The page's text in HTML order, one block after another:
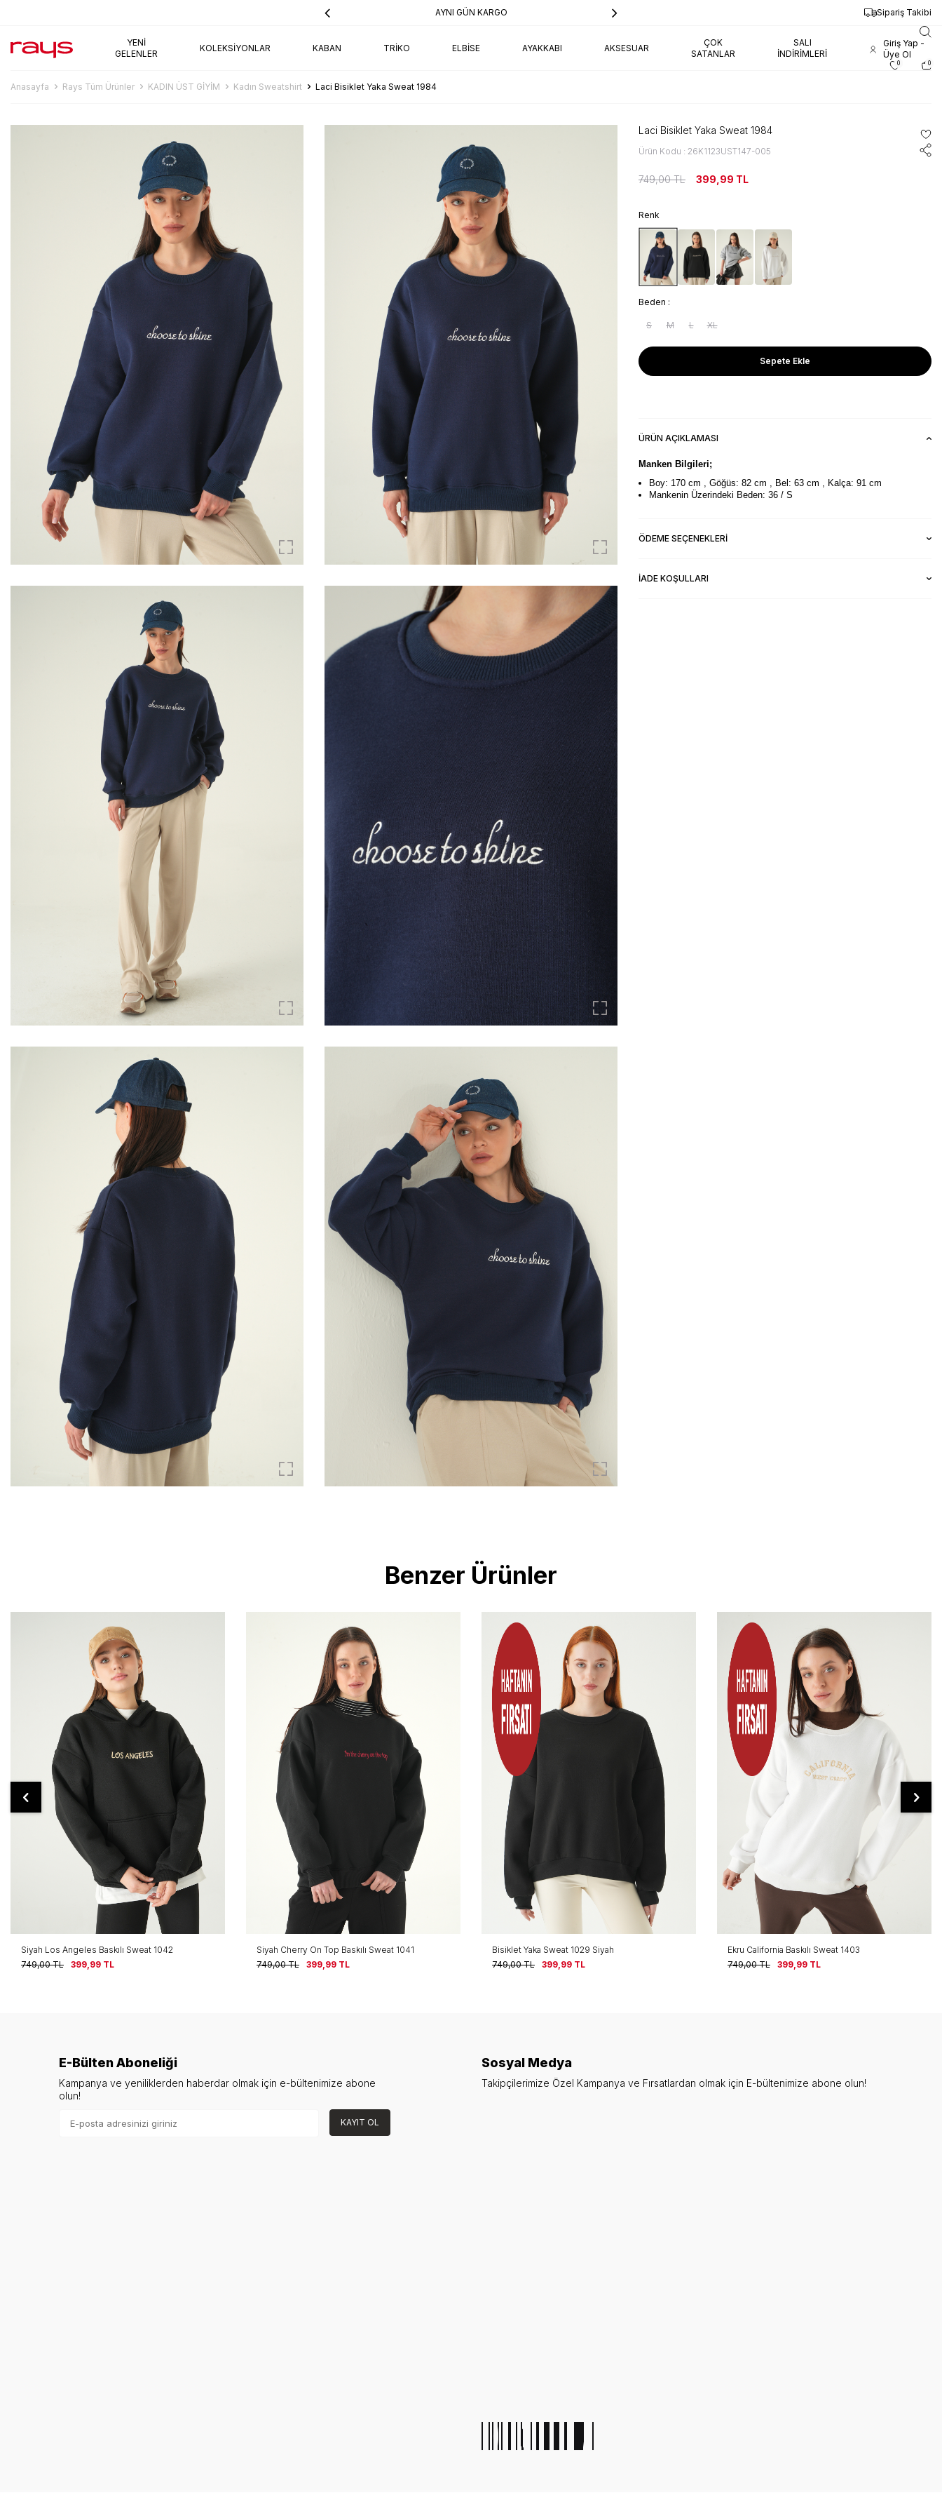
AYNI GÜN KARGO Sipariş Takibi
YENI
GELENLER
KOLEKSIYONLAR KABAN TRIKO ELBISE AYAKKABI AKSESUAR
ÇOK
SATANLAR
SALI
İNDIRIMLERI
Giriş Yap -
Üye Ol
0 0
Anasayfa Rays Tüm Ürünler KADIN ÜST GİYİM Kadın Sweatshirt Laci Bisiklet Yaka Sweat 1984
Laci Bisiklet Yaka Sweat 1984
Ürün Kodu : 26K1123UST147-005
749,00TL 399,99 TL
Renk
Beden :
S M L XL
Sepete Ekle
ÜRÜN AÇIKLAMASI
Manken Bilgileri;
Boy: 170 cm , Göğüs: 82 cm , Bel: 63 cm , Kalça: 91 cm
Mankenin Üzerindeki Beden: 36 / S
ÖDEME SEÇENEKLERI
İADE KOŞULLARI
Benzer Ürünler
Siyah Los Angeles Baskılı Sweat 1042
749,00TL 399,99 TL
Siyah Cherry On Top Baskılı Sweat 1041
749,00TL 399,99 TL
Bisiklet Yaka Sweat 1029 Siyah
749,00TL 399,99 TL
Ekru California Baskılı Sweat 1403
749,00TL 399,99 TL
E-Bülten Aboneliği
Kampanya ve yeniliklerden haberdar olmak için e-bültenimize abone
olun!
KAYIT OL
Sosyal Medya
Takipçilerimize Özel Kampanya ve Fırsatlardan olmak için E-bültenimize abone olun!